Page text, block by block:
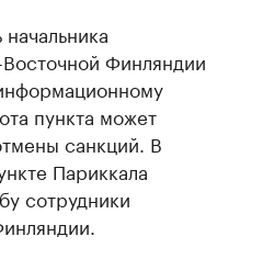
Финляндии
пункта может
санкций. В
Париккала
сотрудники